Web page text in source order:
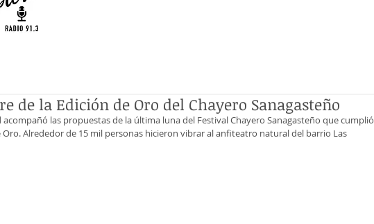
de la Edición de Oro del Chayero Sanagasteño
las propuestas de la última luna del Festival Chayero Sanagasteño que cumplió
Oro. Alrededor de 15 mil personas hicieron vibrar al anfiteatro natural del barrio Las